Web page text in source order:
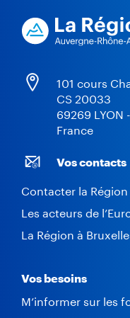
101 cours
CS 20033
69269 LYON
France
Vos contacts
Contacter la Région
Les acteurs de
La Région à
Vos besoins
M’informer sur les